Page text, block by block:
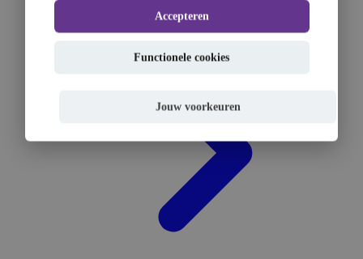
Accepteren
Functionele cookies
Jouw voorkeuren